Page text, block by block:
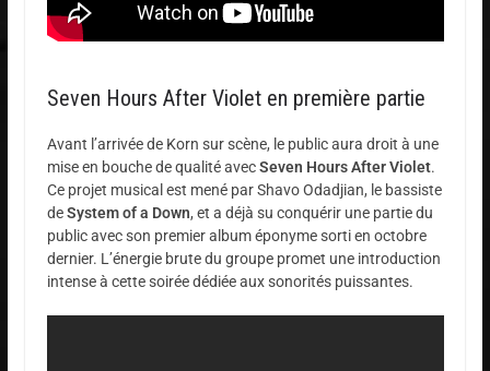
Seven Hours After Violet en première partie
Avant l’arrivée de Korn sur scène, le public aura droit à une
mise en bouche de qualité avecSeven Hours After Violet.
Ce projet musical est mené par Shavo Odadjian, le bassiste
deSystem of a Down, et a déjà su conquérir une partie du
public avec son premier album éponyme sorti en octobre
dernier. L’énergie brute du groupe promet une introduction
intense à cette soirée dédiée aux sonorités puissantes.